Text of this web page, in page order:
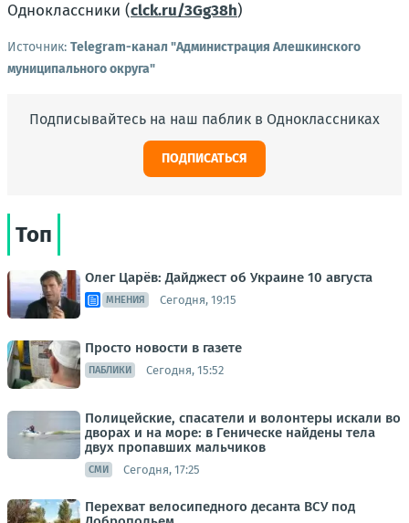
Одноклассники (clck.ru/3Gg38h)
Источник: Telegram-канал "Администрация Алешкинского
муниципального округа"
Подписывайтесь на наш паблик в Одноклассниках
ПОДПИСАТЬСЯ
Топ
Олег Царёв: Дайджест об Украине 10 августа
МНЕНИЯ Сегодня, 19:15
Просто новости в газете
ПАБЛИКИ Сегодня, 15:52
Полицейские, спасатели и волонтеры искали во
дворах и на море: в Геническе найдены тела
двух пропавших мальчиков
СМИ Сегодня, 17:25
Перехват велосипедного десанта ВСУ под